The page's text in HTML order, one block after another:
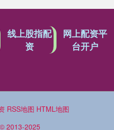
线上股指配
资
网上配资平
台开户
RSS地图 HTML地图
© 2013-2025